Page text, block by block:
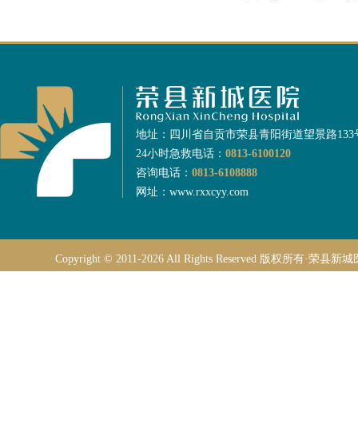
地址：四川省自贡市荣县青阳街道望景路133
24小时急救电话： 0813-6100120
咨询电话： 0813-6108888
网址：www.rxxcyy.com
Copyright © 2011-2026 All Rights Reserved 版权所有·荣县新